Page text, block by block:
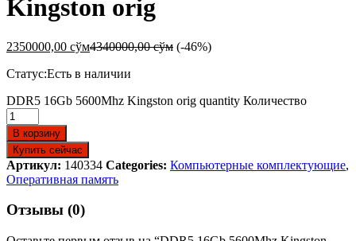
Kingston orig
2350000,00 сўм4340000,00сўм (-46%)
Статус:Есть в наличии
DDR5 16Gb 5600Mhz Kingston orig quantity Количество
В корзину
Купить сейчас
Артикул: 140334 Categories: Компьютерные комплектующие,
Оперативная память
Отзывы (0)